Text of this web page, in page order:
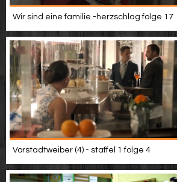
Wir sind eine familie.-herzschlag folge 17
Vorstadtweiber (4) - staffel 1 folge 4